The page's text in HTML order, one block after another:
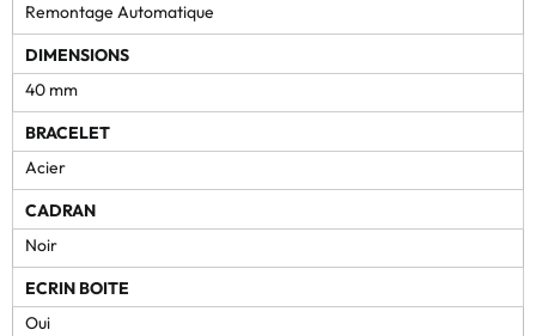
Remontage Automatique
DIMENSIONS
40 mm
BRACELET
Acier
CADRAN
Noir
ECRIN BOITE
Oui